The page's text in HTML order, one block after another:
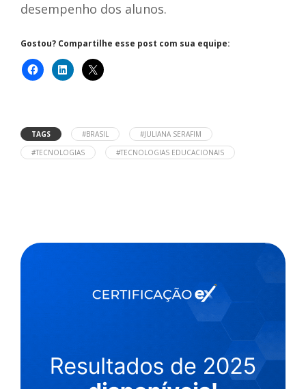
desempenho dos alunos.
Gostou? Compartilhe esse post com sua equipe:
TAGS #BRASIL
#JULIANA SERAFIM
#TECNOLOGIAS
#TECNOLOGIAS EDUCACIONAIS